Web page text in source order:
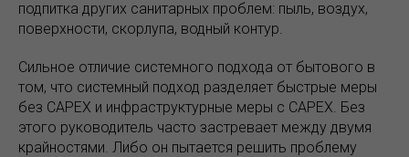
подпитка других санитарных проблем: пыль, воздух,
поверхности, скорлупа, водный контур.
Сильное отличие системного подхода от бытового в
том, что системный подход разделяет быстрые меры
без CAPEX и инфраструктурные меры с CAPEX. Без
этого руководитель часто застревает между двумя
крайностями. Либо он пытается решить проблему